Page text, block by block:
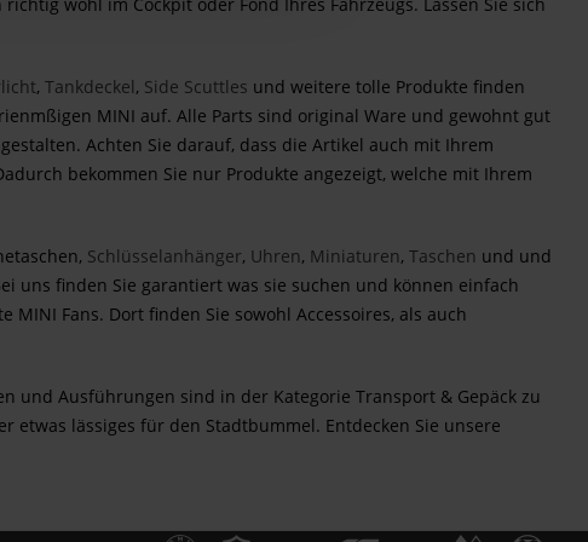
wohl im Cockpit oder Fond Ihres Fahrzeugs. Lassen Sie sich
, Tankdeckel, Side Scuttles und weitere tolle Produkte finden
MINI auf. Alle Parts sind original Ware und gewohnt gut
Achten Sie darauf, dass die Artikel auch mit Ihrem
bekommen Sie nur Produkte angezeigt, welche mit Ihrem
Schlüsselanhänger, Uhren, Miniaturen, Taschen und und
uns finden Sie garantiert was sie suchen und können einfach
MINI Fans. Dort finden Sie sowohl Accessoires, als auch
und Ausführungen sind in der Kategorie Transport & Gepäck zu
etwas lässiges für den Stadtbummel. Entdecken Sie unsere